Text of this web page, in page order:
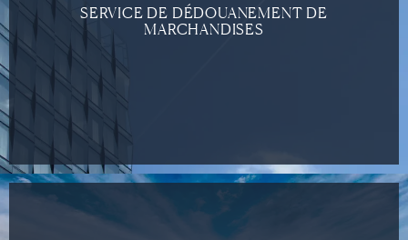
SERVICE DE DÉDOUANEMENT DE
MARCHANDISES